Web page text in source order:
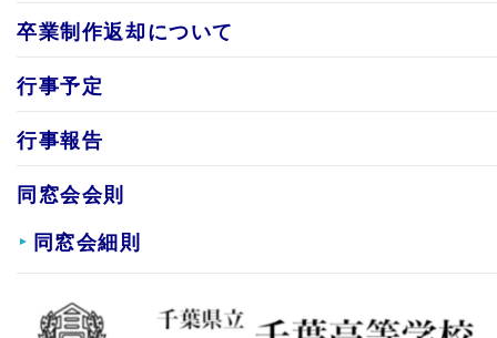
卒業制作返却について
行事予定
行事報告
同窓会会則
同窓会細則